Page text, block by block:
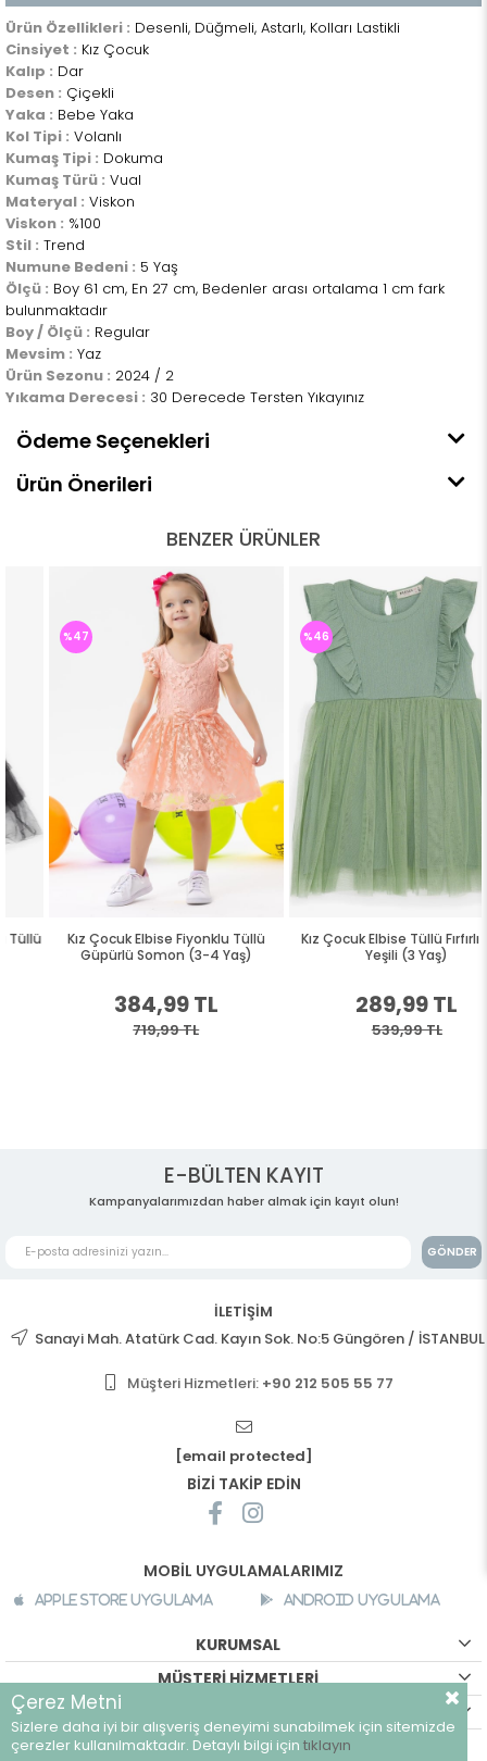
Ürün Özellikleri : Desenli, Düğmeli, Astarlı, Kolları Lastikli
Cinsiyet : Kız Çocuk
Kalıp : Dar
Desen : Çiçekli
Yaka : Bebe Yaka
Kol Tipi : Volanlı
Kumaş Tipi : Dokuma
Kumaş Türü : Vual
Materyal : Viskon
Viskon : %100
Stil : Trend
Numune Bedeni : 5 Yaş
Ölçü : Boy 61 cm, En 27 cm, Bedenler arası ortalama 1 cm fark
bulunmaktadır
Boy / Ölçü : Regular
Mevsim : Yaz
Ürün Sezonu : 2024 / 2
Yıkama Derecesi : 30 Derecede Tersten Yıkayınız
Ödeme Seçenekleri
Ürün Önerileri
BENZER ÜRÜNLER
Kız Çocuk Elbise Fiyonklu Tüllü
Güpürlü Somon (3-4 Yaş)
384,99 TL
719,99 TL
Kız Çocuk Elbise Tüllü Fırfırlı Mint
Yeşili (3 Yaş)
289,99 TL
539,99 TL
E-BÜLTEN KAYIT
Kampanyalarımızdan haber almak için kayıt olun!
GÖNDER
İLETİŞİM
Sanayi Mah. Atatürk Cad. Kayın Sok. No:5 Güngören / İSTANBUL
Müşteri Hizmetleri: +90 212 505 55 77
[email protected]
BİZİ TAKİP EDİN
MOBİL UYGULAMALARIMIZ
Apple Store Uygulama Android Uygulama
KURUMSAL
MÜŞTERİ HİZMETLERİ
©breeze.com.tr - Tüm hakları saklıdır.
Çerez Metni
Sizlere daha iyi bir alışveriş deneyimi sunabilmek için sitemizde
çerezler kullanılmaktadır. Detaylı bilgi için tıklayın